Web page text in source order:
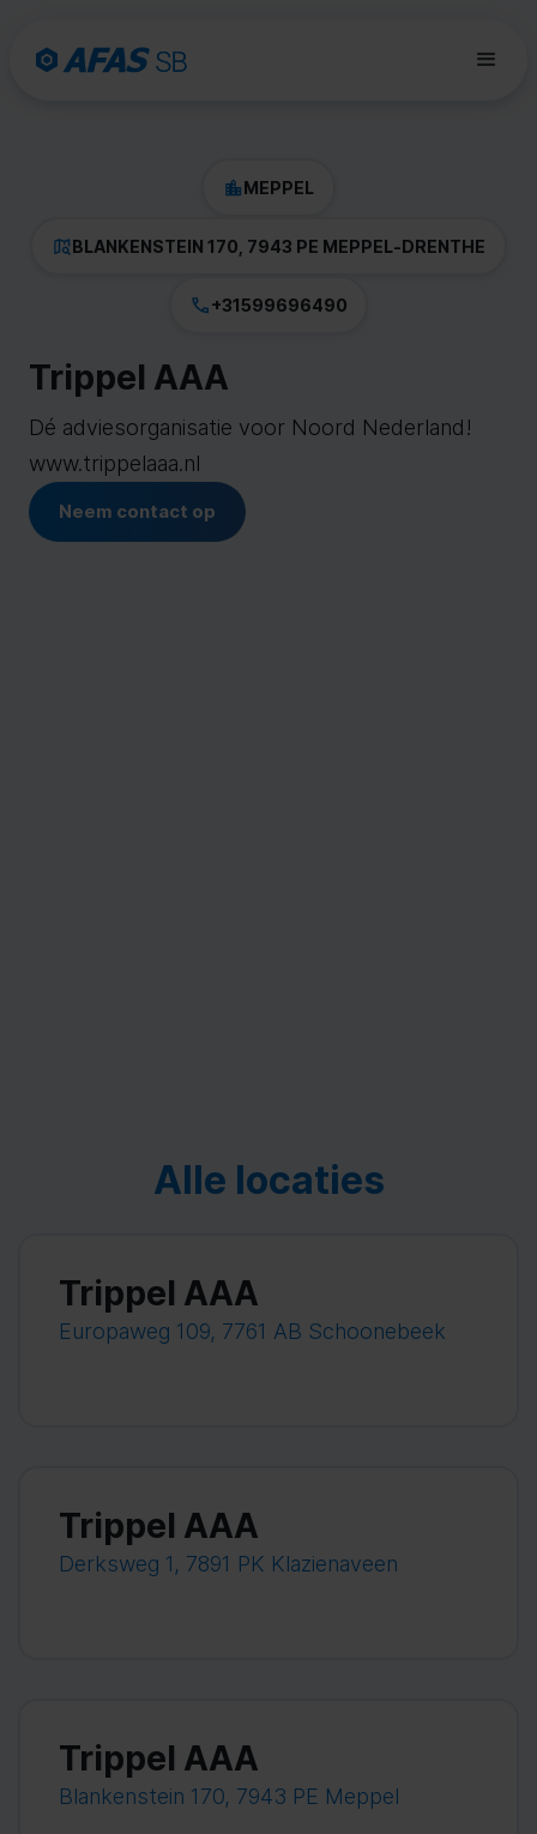
MEPPEL
BLANKENSTEIN 170, 7943 PE MEPPEL-DRENTHE
+31599696490
Trippel AAA
Dé adviesorganisatie voor Noord Nederland!
www.trippelaaa.nl
Neem contact op
Alle locaties
Trippel AAA
Europaweg 109, 7761 AB Schoonebeek
Trippel AAA
Derksweg 1, 7891 PK Klazienaveen
Trippel AAA
Blankenstein 170, 7943 PE Meppel